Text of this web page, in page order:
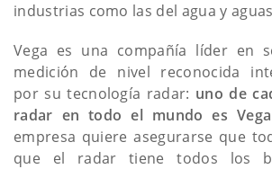
industrias como las del agua y
Vega es una compañía líder en
medición de nivel reconocida
por su tecnología radar: uno de
radar en todo el mundo es Vega
empresa quiere asegurarse que
que el radar tiene todos los